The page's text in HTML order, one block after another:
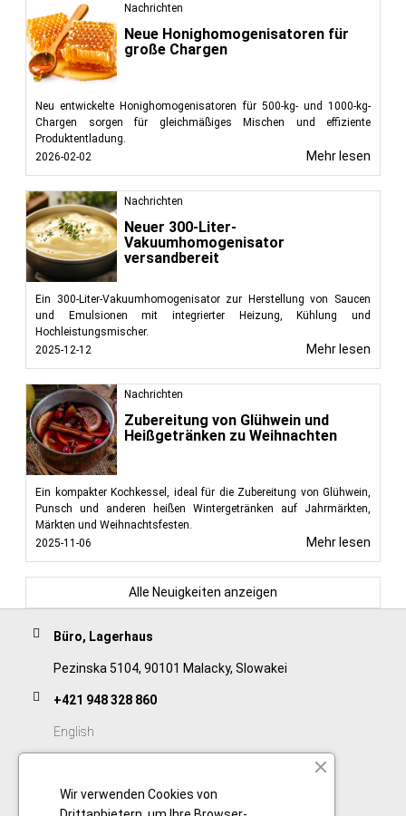
Nachrichten
Neue Honighomogenisatoren für
große Chargen
Neu entwickelte Honighomogenisatoren für 500-kg- und 1000-kg-
Chargen sorgen für gleichmäßiges Mischen und effiziente
Produktentladung.
2026-02-02
Mehr lesen
Nachrichten
Neuer 300-Liter-
Vakuumhomogenisator
versandbereit
Ein 300-Liter-Vakuumhomogenisator zur Herstellung von Saucen
und Emulsionen mit integrierter Heizung, Kühlung und
Hochleistungsmischer.
2025-12-12
Mehr lesen
Nachrichten
Zubereitung von Glühwein und
Heißgetränken zu Weihnachten
Ein kompakter Kochkessel, ideal für die Zubereitung von Glühwein,
Punsch und anderen heißen Wintergetränken auf Jahrmärkten,
Märkten und Weihnachtsfesten.
2025-11-06
Mehr lesen
Alle Neuigkeiten anzeigen
Büro, Lagerhaus
Pezinska 5104, 90101 Malacky, Slowakei
+421 948 328 860
English
Slovak/Czech
Wir verwenden Cookies von